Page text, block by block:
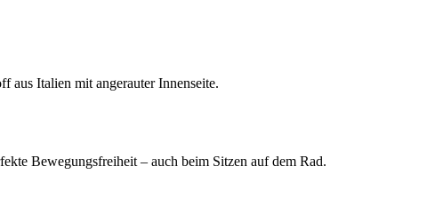
aus Italien mit angerauter Innenseite.
Bewegungsfreiheit – auch beim Sitzen auf dem Rad.